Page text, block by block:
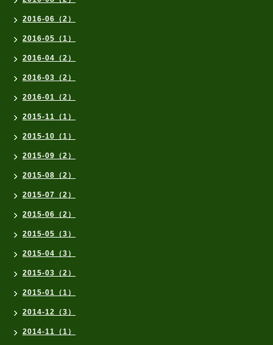
2016-06（2）
2016-05（1）
2016-04（2）
2016-03（2）
2016-01（2）
2015-11（1）
2015-10（1）
2015-09（2）
2015-08（2）
2015-07（2）
2015-06（2）
2015-05（3）
2015-04（3）
2015-03（2）
2015-01（1）
2014-12（3）
2014-11（1）